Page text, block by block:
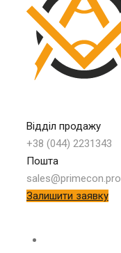
Відділ продажу
+38 (044) 2231343
Пошта
sales@primecon.pro
Залишити заявку